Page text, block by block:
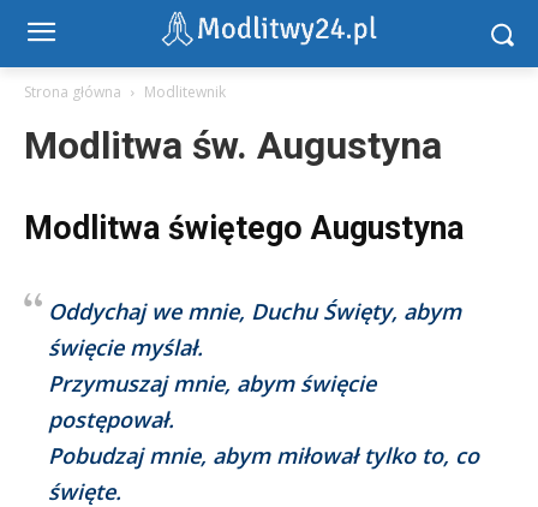
Strona główna Modlitewnik
Modlitwa św. Augustyna
Modlitwa świętego Augustyna
Oddychaj we mnie, Duchu Święty, abym
święcie myślał.
Przymuszaj mnie, abym święcie
postępował.
Pobudzaj mnie, abym miłował tylko to, co
święte.